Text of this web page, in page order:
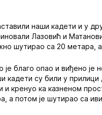
наши кадети и у
Лазовић и
шутирао са 20
је благо опао и виђено
кадети су били у прилици
и кренуо ка казненом
а потом је шутирао са